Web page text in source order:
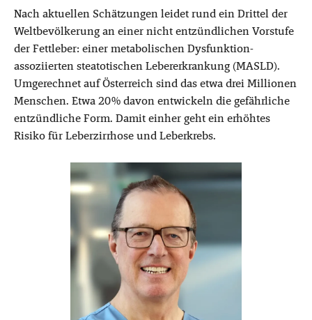
Nach aktuellen Schätzungen leidet rund ein Drittel der
Weltbevölkerung an einer nicht entzündlichen Vorstufe
der Fettleber: einer metabolischen Dysfunktion-
assoziierten steatotischen Lebererkrankung (MASLD).
Umgerechnet auf Österreich sind das etwa drei Millionen
Menschen. Etwa 20%davon entwickeln die gefährliche
entzündliche Form. Damit einher geht ein erhöhtes
Risiko für Leberzirrhose und Leberkrebs.